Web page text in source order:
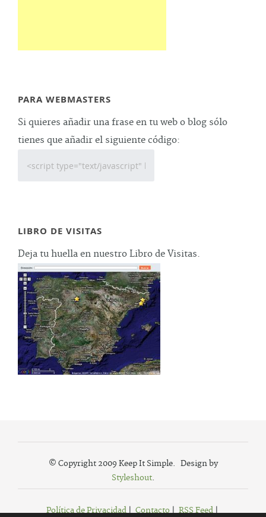
PARA WEBMASTERS
Si quieres añadir una frase en tu web o blog sólo
tienes que añadir el siguiente código:
LIBRO DE VISITAS
Deja tu huella en nuestro Libro de Visitas.
© Copyright 2009 Keep It Simple. Design by
Styleshout.
Política de Privacidad| Contacto| RSS Feed|